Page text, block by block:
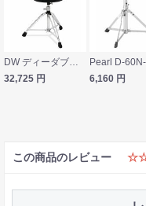
32,725 円
6,160 円
この商品のレビュー